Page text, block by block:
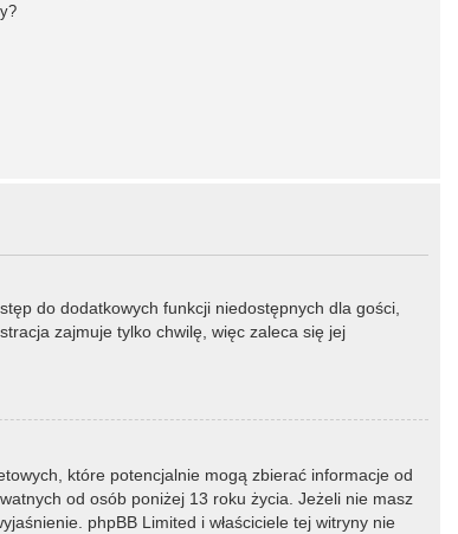
do dodatkowych funkcji niedostępnych dla gości,
zajmuje tylko chwilę, więc zaleca się jej
które potencjalnie mogą zbierać informacje od
od osób poniżej 13 roku życia. Jeżeli nie masz
phpBB Limited i właściciele tej witryny nie